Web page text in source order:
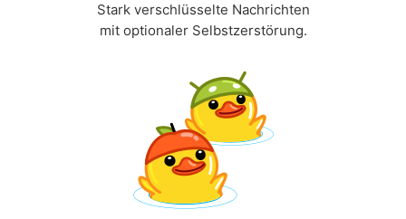
Stark verschlüsselte Nachrichten
mit optionaler Selbstzerstörung.